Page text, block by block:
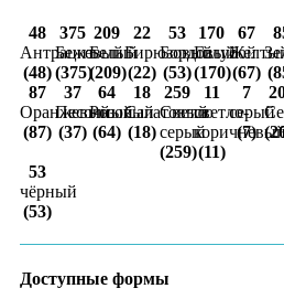
48
Антрацит
(48)
375
Бежевый
(375)
209
Белый
(209)
22
Бирюзовый
(22)
53
Бордовый
(53)
170
Голубой
(170)
67
(67)
87
Оранжевый
(87)
37
Песочный
(37)
64
Розовый
(64)
18
Салатовый
(18)
259
Светло
серый
(259)
11
светло-
(11)
7
серый
(7)
53
чёрный
(53)
Доступные формы